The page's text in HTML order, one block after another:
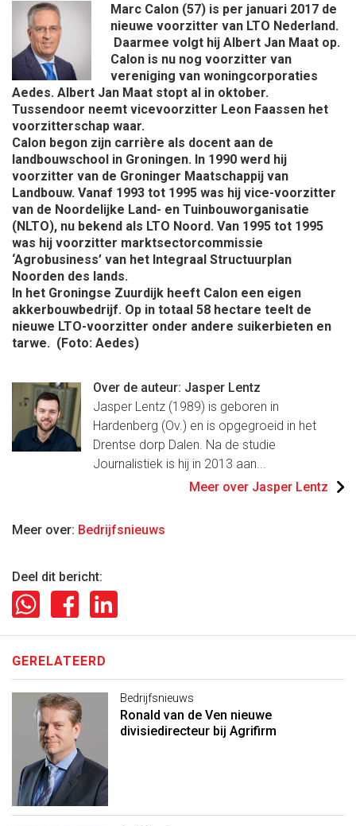
Marc Calon (57) is per januari 2017 de
nieuwe voorzitter van LTO Nederland.
Daarmee volgt hij Albert Jan Maat op.
Calon is nu nog voorzitter van
vereniging van woningcorporaties
Aedes. Albert Jan Maat stopt al in oktober.
Tussendoor neemt vicevoorzitter Leon Faassen het
voorzitterschap waar.
Calon begon zijn carrière als docent aan de
landbouwschool in Groningen. In 1990 werd hij
voorzitter van de Groninger Maatschappij van
Landbouw. Vanaf 1993 tot 1995 was hij vice-voorzitter
van de Noordelijke Land- en Tuinbouworganisatie
(NLTO), nu bekend als LTO Noord. Van 1995 tot 1995
was hij voorzitter marktsectorcommissie
‘Agrobusiness’ van het Integraal Structuurplan
Noorden des lands.
In het Groningse Zuurdijk heeft Calon een eigen
akkerbouwbedrijf. Op in totaal 58 hectare teelt de
nieuwe LTO-voorzitter onder andere suikerbieten en
tarwe. (Foto: Aedes)
Over de auteur: Jasper Lentz
Jasper Lentz (1989) is geboren in
Hardenberg (Ov.) en is opgegroeid in het
Drentse dorp Dalen. Na de studie
Journalistiek is hij in 2013 aan...
Meer over Jasper Lentz
Meer over: Bedrijfsnieuws
Deel dit bericht:
GERELATEERD
Bedrijfsnieuws
Ronald van de Ven nieuwe
divisiedirecteur bij Agrifirm